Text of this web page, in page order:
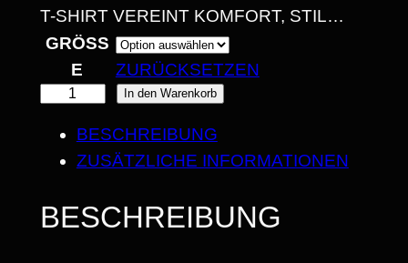
€
B
S
5
-SHIRT VEREINT KOMFORT, STIL…
GRÖSSE
ZURÜCKSETZEN
P
In den Warenkorb
BESCHREIBUNG
ZUSÄTZLICHE INFORMATIONEN
BESCHREIBUNG